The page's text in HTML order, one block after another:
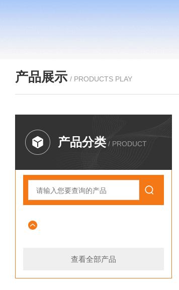
产品展示 / PRODUCTS PLAY
产品分类 / PRODUCT
查看全部产品